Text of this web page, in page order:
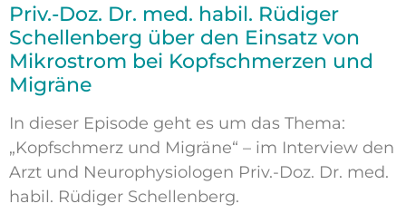
Priv.-Doz. Dr. med. habil. Rüdiger
Schellenberg über den Einsatz von
Mikrostrom bei Kopfschmerzen und
Migräne
In dieser Episode geht es um das Thema:
„Kopfschmerz und Migräne“ – im Interview den
Arzt und Neurophysiologen Priv.-Doz. Dr. med.
habil. Rüdiger Schellenberg.